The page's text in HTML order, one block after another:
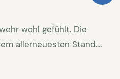
wohl gefühlt. Die
allerneuesten Stand.